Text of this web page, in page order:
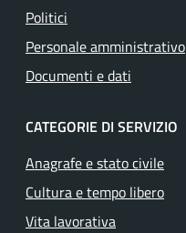
Politici
Personale amministrativo
Documenti e dati
CATEGORIE DI SERVIZIO
Anagrafe e stato civile
Cultura e tempo libero
Vita lavorativa